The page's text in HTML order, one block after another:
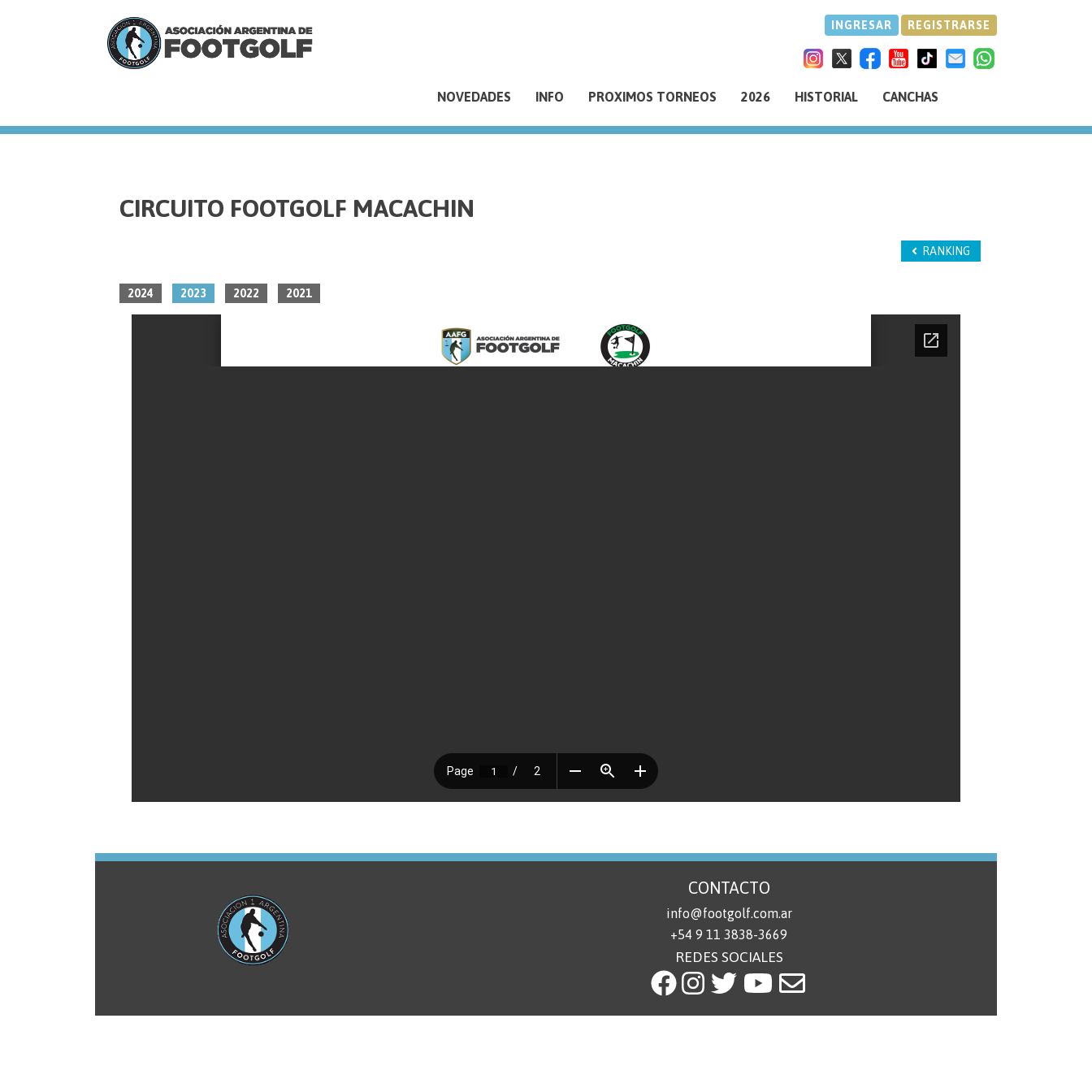
we
INGRESAR REGISTRARSE
NOVEDADES INFO PROXIMOS TORNEOS 2026 HISTORIAL CANCHAS
CIRCUITO FOOTGOLF MACACHIN
RANKING
2024 2023 2022 2021
CONTACTO
info@footgolf.com.ar
+54 9 11 3838-3669
REDES SOCIALES